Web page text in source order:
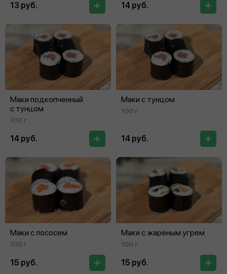
13 руб. 14 руб.
Маки подкопченный
с тунцом
100 г
14 руб.
Маки с тунцом
100 г
14 руб.
Маки с лососем
100 г
15 руб.
Маки с жареным угрем
100 г
15 руб.